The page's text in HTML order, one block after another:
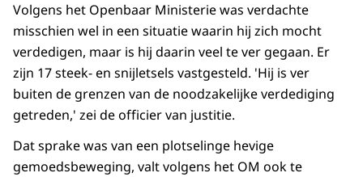
Volgens het Openbaar Ministerie was verdachte
misschien wel in een situatie waarin hij zich mocht
verdedigen, maar is hij daarin veel te ver gegaan. Er
zijn 17 steek- en snijletsels vastgesteld. 'Hij is ver
buiten de grenzen van de noodzakelijke verdediging
getreden,' zei de officier van justitie.
Dat sprake was van een plotselinge hevige
gemoedsbeweging, valt volgens het OM ook te